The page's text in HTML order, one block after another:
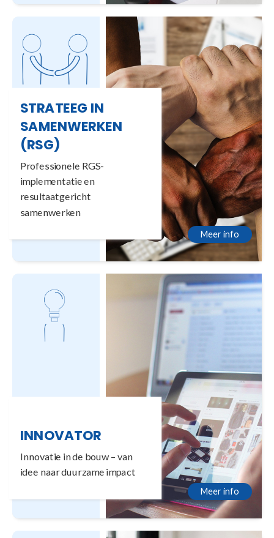
Meer info
STRATEEG IN
SAMENWERKEN
(RSG)
Professionele RGS-
implementatie en
resultaatgericht
samenwerken
Meer info
INNOVATOR
Innovatie in de bouw – van
idee naar duurzame impact